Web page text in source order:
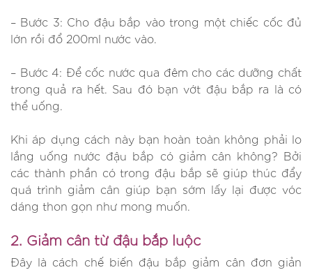
– Bước 3: Cho đậu bắp vào trong một chiếc cốc đủ
lớn rồi đổ 200ml nước vào.
– Bước 4: Để cốc nước qua đêm cho các dưỡng chất
trong quả ra hết. Sau đó bạn vớt đậu bắp ra là có
thể uống.
Khi áp dụng cách này bạn hoàn toàn không phải lo
lắng uống nước đậu bắp có giảm cân không? Bởi
các thành phần có trong đậu bắp sẽ giúp thúc đẩy
quá trình giảm cân giúp bạn sớm lấy lại được vóc
dáng thon gọn như mong muốn.
2. Giảm cân từ đậu bắp luộc
Đây là cách chế biến đậu bắp giảm cân đơn giản